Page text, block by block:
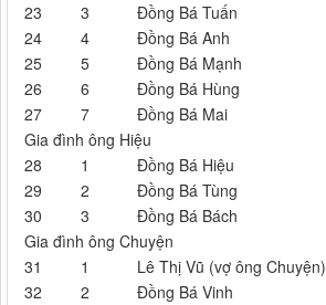
23
3
Đồng Bá Tuấn
24
4
Đồng Bá Anh
25
5
Đồng Bá Mạnh
26
6
Đồng Bá Hùng
27
7
Đồng Bá Mai
Gia đình ông Hiệu
28
1
Đồng Bá Hiệu
29
2
Đồng Bá Tùng
30
3
Đồng Bá Bách
Gia đình ông Chuyện
31
1
Lê Thị Vũ (vợ ông Chuyện)
32
2
Đồng Bá Vinh